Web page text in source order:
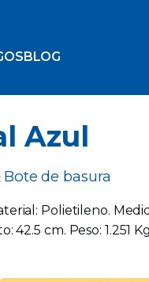
BLOG
Azul
Bote de basura
Polietileno.
42.5 cm. Peso: 1.251